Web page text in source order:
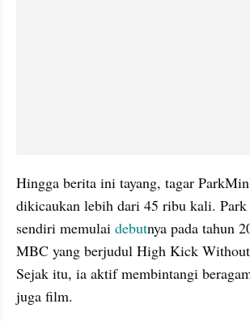
Hingga berita ini tayang, tagar
dikicaukan lebih dari 45 ribu kali.
sendiri memulai debutnya pada tahun
MBC yang berjudul High Kick
Sejak itu, ia aktif membintangi
juga film.